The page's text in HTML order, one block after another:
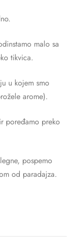
malo sa
tikvica.
u kojem smo
arome).
poređamo preko
pospemo
od paradajza.